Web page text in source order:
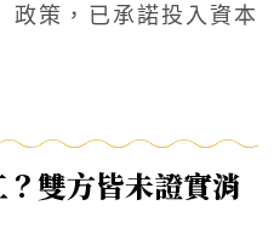
政策，已承諾投入資本
雙方皆未證實消